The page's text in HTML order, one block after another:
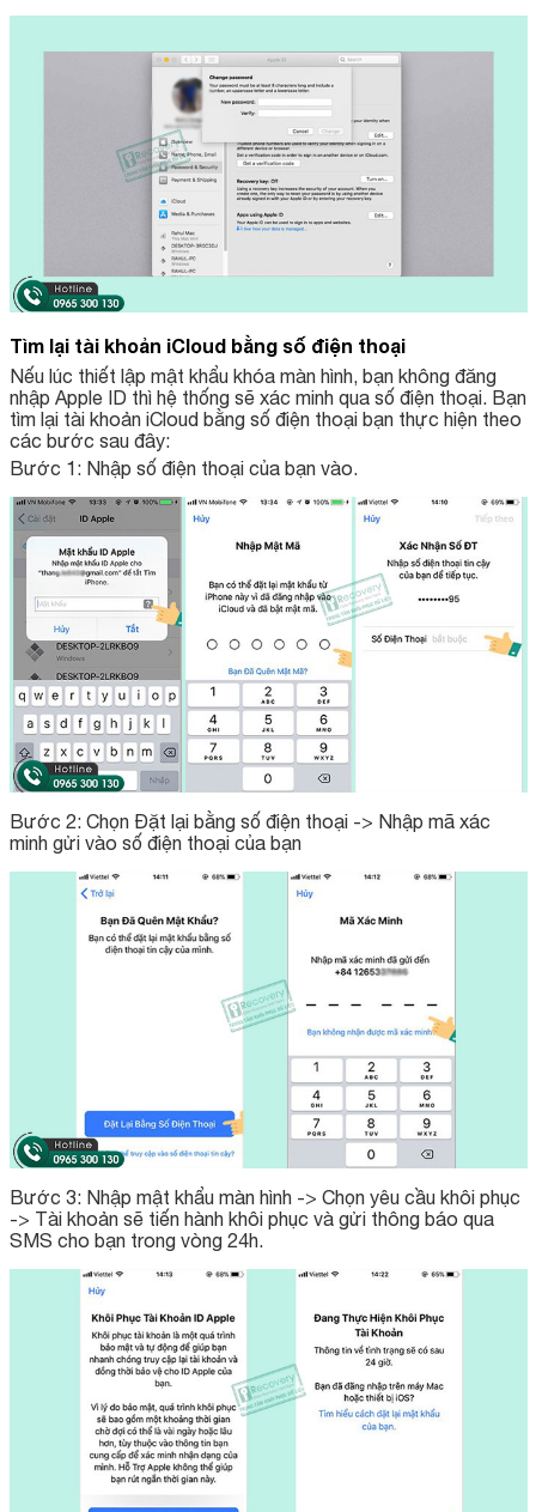
Tìm lại tài khoản iCloud bằng số điện thoại
Nếu lúc thiết lập mật khẩu khóa màn hình, bạn không đăng
nhập Apple ID thì hệ thống sẽ xác minh qua số điện thoại. Bạn
tìm lại tài khoản iCloud bằng số điện thoại bạn thực hiện theo
các bước sau đây:
Bước 1: Nhập số điện thoại của bạn vào.
Bước 2: Chọn Đặt lại bằng số điện thoại -> Nhập mã xác
minh gửi vào số điện thoại của bạn
Bước 3: Nhập mật khẩu màn hình -> Chọn yêu cầu khôi phục
-> Tài khoản sẽ tiến hành khôi phục và gửi thông báo qua
SMS cho bạn trong vòng 24h.